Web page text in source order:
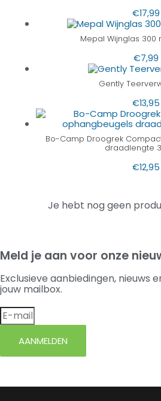
€17,99
Mepal Wijnglas 300
€7,99
Gently
€13,95
Bo-Camp Droogrek
draadlengte
€12,95
Je hebt nog geen
Meld je aan voor onze
Exclusieve aanbiedingen, nieuws
jouw mailbox.
AANMELDEN